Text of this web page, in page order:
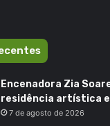
Encenadora Zia
residência artística
7 de agosto de 2026